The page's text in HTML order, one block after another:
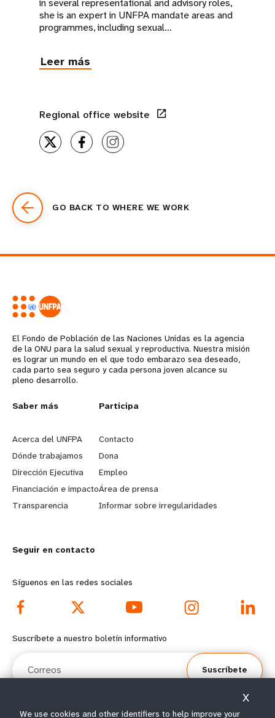
she is an expert in UNFPA mandate areas and
programmes, including sexual...
Leer más
Regional office website
GO BACK TO WHERE WE WORK
El Fondo de Población de las Naciones Unidas es la agencia
de la ONU para la salud sexual y reproductiva. Nuestra misión
es lograr un mundo en el que todo embarazo sea deseado,
cada parto sea seguro y cada persona joven alcance su
pleno desarrollo.
L
e
a
r
n
o
r
e
f
o
t
Saber más
Acerca del UNFPA
Dónde trabajamos
Dirección Ejecutiva
Financiación e impacto
Transparencia
G
o
b
e
y
d
o
t
e
Participa
Contacto
Dona
Empleo
Área de prensa
Informar sobre irregularidades
Seguir en contacto
Síguenos en las redes sociales
Suscríbete a nuestro boletín informativo
Suscríbete
We use cookies and other identifiers to help improve your
X